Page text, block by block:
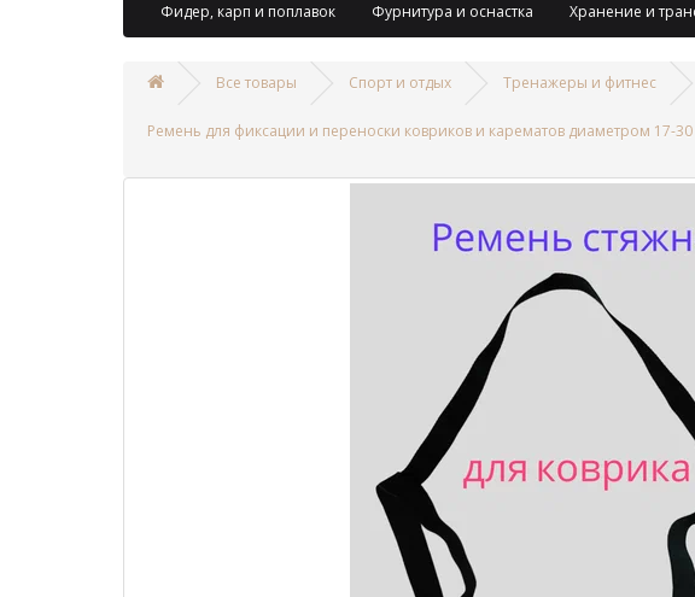
Фидер, карп и поплавок Фурнитура и оснастка Хранение и
Все товары Спорт и отдых Тренажеры и фитнес
Ремень для фиксации и переноски ковриков и карематов диаметром 17-